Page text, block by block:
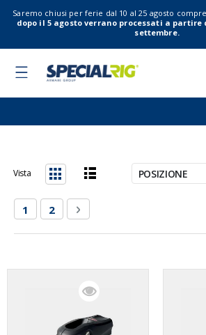
Saremo chiusi per ferie dal 10 al 25 agosto
dopo il 5 agosto verrano processati a
settembre.
Toggle
Pagina
Attualmente stai leggendo la
1 Pagina
2 Pagina
Successivo
Vista